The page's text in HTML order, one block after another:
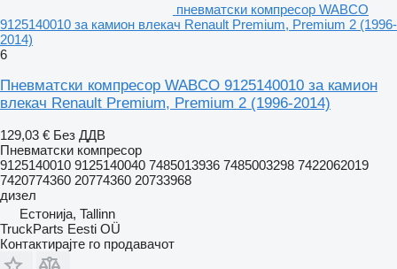
пневматски компресор WABCO
9125140010 за камион влекач Renault Premium, Premium 2 (1996-
2014)
6
Пневматски компресор WABCO 9125140010 за камион
влекач Renault Premium, Premium 2 (1996-2014)
129,03 € Без ДДВ
Пневматски компресор
9125140010 9125140040 7485013936 7485003298 7422062019
7420774360 20774360 20733968
дизел
Естонија, Tallinn
TruckParts Eesti OÜ
Контактирајте го продавачот